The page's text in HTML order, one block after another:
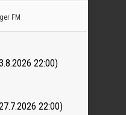
FM
22:00)
22:00)